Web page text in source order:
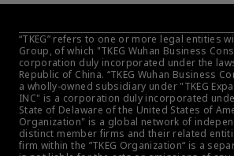
“TKEG” refers to one or more legal entities
Group, of which "TKEG Wuhan Business
corporation duly incorporated under the
Republic of China. “TKEG Wuhan Business
a wholly-owned subsidiary under "TKEG
INC" is a corporation duly incorporated
State of Delaware of the United States of
Organization" is a global network of
distinct member firms and their related
firm within the ”TKEG Organization“ is a